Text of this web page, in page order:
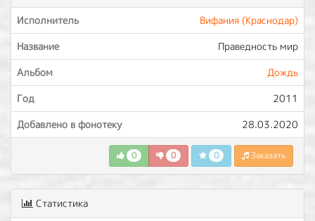
Исполнитель
Вифания (Краснодар)
Название
Праведность мир
Альбом
Дождь
Год
2011
Добавлено в фонотеку
28.03.2020
0 0 0 Заказать
Статистика